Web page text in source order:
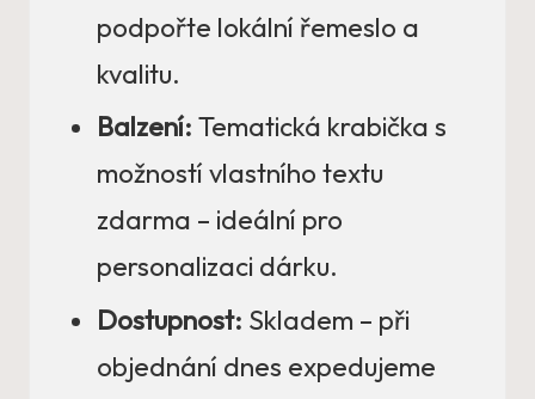
podpořte lokální řemeslo a
kvalitu.
Balzení: Tematická krabička s
možností vlastního textu
zdarma – ideální pro
personalizaci dárku.
Dostupnost: Skladem – při
objednání dnes expedujeme